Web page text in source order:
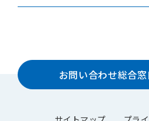
お問い合わせ総合窓